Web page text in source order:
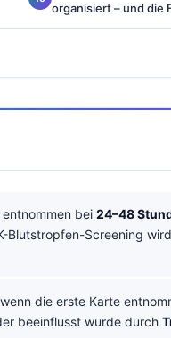
organisiert – und die
bei 24–48
Blutstropfen-Screening
die erste Karte
beeinflusst wurde durch